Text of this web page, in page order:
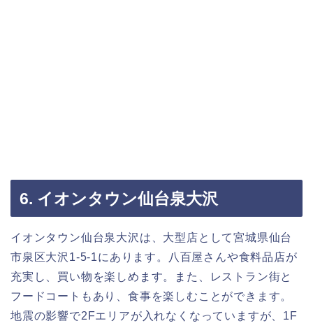
6. イオンタウン仙台泉大沢
イオンタウン仙台泉大沢は、大型店として宮城県仙台
市泉区大沢1-5-1にあります。八百屋さんや食料品店が
充実し、買い物を楽しめます。また、レストラン街と
フードコートもあり、食事を楽しむことができます。
地震の影響で2Fエリアが入れなくなっていますが、1F